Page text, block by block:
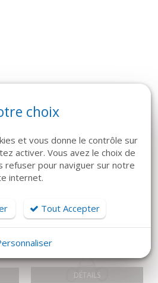
CONNEXES
produits, découvrez également ces
par nos clients
DÉTAILS
choix
et vous donne le contrôle sur
activer. Vous avez le choix de
refuser pour naviguer sur notre
internet.
Tout Accepter